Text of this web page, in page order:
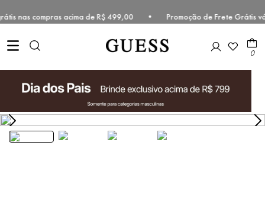
nas compras acima de R$ 499,00 • Promoção de Frete
0